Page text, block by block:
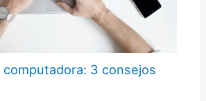
computadora: 3 consejos